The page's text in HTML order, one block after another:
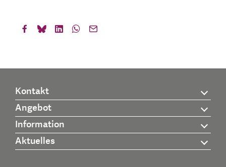
Kontakt
Angebot
Information
Aktuelles